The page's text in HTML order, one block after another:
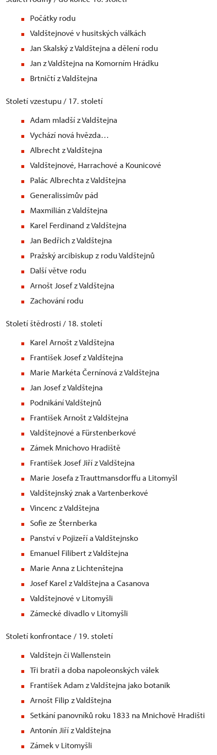
Počátky rodu
Valdštejnové v husitských válkách
Jan Skalský z Valdštejna a dělení rodu
Jan z Valdštejna na Komorním Hrádku
Brtničtí z Valdštejna
Století vzestupu / 17. století
Adam mladší z Valdštejna
Vychází nová hvězda…
Albrecht z Valdštejna
Valdštejnové, Harrachové a Kounicové
Palác Albrechta z Valdštejna
Generalissimův pád
Maxmilián z Valdštejna
Karel Ferdinand z Valdštejna
Jan Bedřich z Valdštejna
Pražský arcibiskup z rodu Valdštejnů
Další větve rodu
Arnošt Josef z Valdštejna
Zachování rodu
Století štědrosti / 18. století
Karel Arnošt z Valdštejna
František Josef z Valdštejna
Marie Markéta Černínová z Valdštejna
Jan Josef z Valdštejna
Podnikání Valdštejnů
František Arnošt z Valdštejna
Valdštejnové a Fürstenberkové
Zámek Mnichovo Hradiště
František Josef Jiří z Valdštejna
Marie Josefa z Trauttmansdorffu a Litomyšl
Valdštejnský znak a Vartenberkové
Vincenc z Valdštejna
Sofie ze Šternberka
Panství v Pojizeří a Valdštejnsko
Emanuel Filibert z Valdštejna
Marie Anna z Lichtenštejna
Josef Karel z Valdštejna a Casanova
Valdštejnové v Litomyšli
Zámecké divadlo v Litomyšli
Století konfrontace / 19. století
Valdštejn či Wallenstein
Tři bratři a doba napoleonských válek
František Adam z Valdštejna jako botanik
Arnošt Filip z Valdštejna
Setkání panovníků roku 1833 na Mnichově Hradišti
Antonín Jiří z Valdštejna
Zámek v Litomyšli